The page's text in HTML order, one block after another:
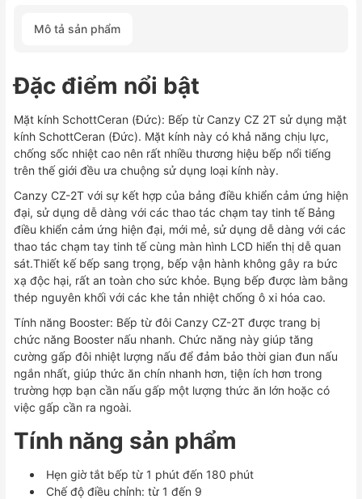
Mô tả sản phẩm
Đặc điểm nổi bật
Mặt kính SchottCeran (Đức): Bếp từ Canzy CZ 2T sử dụng mặt
kính SchottCeran (Đức). Mặt kính này có khả năng chịu lực,
chống sốc nhiệt cao nên rất nhiều thương hiệu bếp nổi tiếng
trên thế giới đều ưa chuộng sử dụng loại kính này.
Canzy CZ-2T với sự kết hợp của bảng điều khiển cảm ứng hiện
đại, sử dụng dễ dàng với các thao tác chạm tay tinh tế Bảng
điều khiển cảm ứng hiện đại, mới mẻ, sử dụng dễ dàng với các
thao tác chạm tay tinh tế cùng màn hình LCD hiển thị dễ quan
sát.Thiết kế bếp sang trọng, bếp vận hành không gây ra bức
xạ độc hại, rất an toàn cho sức khỏe. Bụng bếp được làm bằng
thép nguyên khối với các khe tản nhiệt chống ô xi hóa cao.
Tính năng Booster: Bếp từ đôi Canzy CZ-2T được trang bị
chức năng Booster nấu nhanh. Chức năng này giúp tăng
cường gấp đôi nhiệt lượng nấu để đảm bảo thời gian đun nấu
ngắn nhất, giúp thức ăn chín nhanh hơn, tiện ích hơn trong
trường hợp bạn cần nấu gấp một lượng thức ăn lớn hoặc có
việc gấp cần ra ngoài.
Tính năng sản phẩm
Hẹn giờ tắt bếp từ 1 phút đến 180 phút
Chế độ điều chỉnh: từ 1 đến 9